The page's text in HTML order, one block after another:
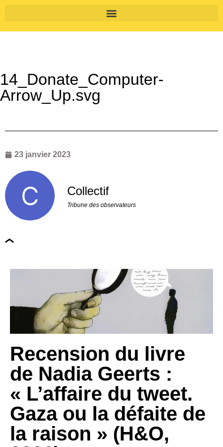
14_Donate_Computer-
Arrow_Up.svg
23 janvier 2023
Collectif
Tribune des observateurs
Recension du livre
de Nadia Geerts :
« L’affaire du tweet.
Gaza ou la défaite de
la raison » (H&O,